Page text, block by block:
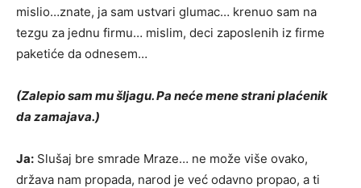
mislio…znate, ja sam ustvari glumac… krenuo sam na
tezgu za jednu firmu… mislim, deci zaposlenih iz firme
paketiće da odnesem…
(Zalepio sam mu šljagu. Pa neće mene strani plaćenik
da zamajava.)
Ja: Slušaj bre smrade Mraze… ne može više ovako,
država nam propada, narod je već odavno propao, a ti